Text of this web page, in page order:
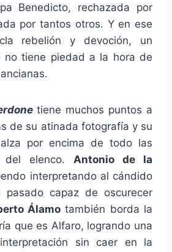
Benedicto, rechazada por
por tantos otros. Y en ese
rebelión y devoción, un
no tiene piedad a la hora de
tiene muchos puntos a
de su atinada fotografía y su
por encima de todo las
del elenco. Antonio de la
interpretando al cándido
pasado capaz de oscurecer
Álamo también borda la
que es Alfaro, logrando una
sin caer en la